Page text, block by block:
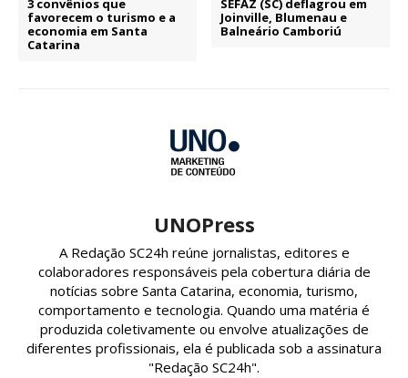
3 convênios que
favorecem o turismo e a
economia em Santa
Catarina
SEFAZ (SC) deflagrou em
Joinville, Blumenau e
Balneário Camboriú
UNOPress
A Redação SC24h reúne jornalistas, editores e
colaboradores responsáveis pela cobertura diária de
notícias sobre Santa Catarina, economia, turismo,
comportamento e tecnologia. Quando uma matéria é
produzida coletivamente ou envolve atualizações de
diferentes profissionais, ela é publicada sob a assinatura
"Redação SC24h".